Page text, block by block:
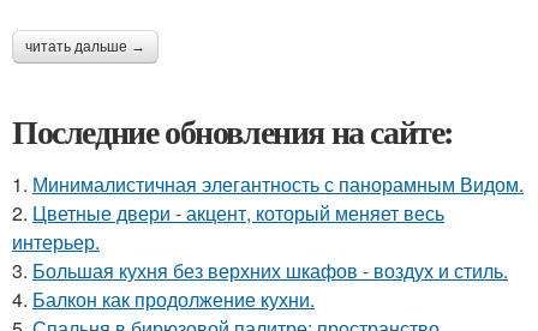
читать дальше →
Последние обновления на сайте:
1. Минималистичная элегантность с панорамным Видом.
2. Цветные двери - акцент, который меняет весь
интерьер.
3. Большая кухня без верхних шкафов - воздух и стиль.
4. Балкон как продолжение кухни.